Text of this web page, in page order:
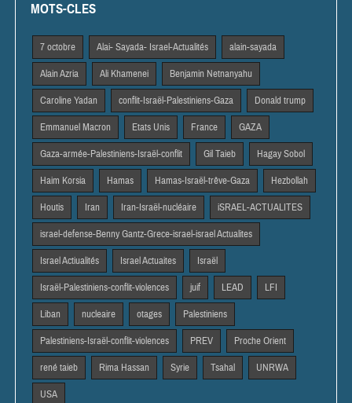
MOTS-CLES
7 octobre Alai- Sayada- Israel-Actualités alain-sayada
Alain Azria Ali Khamenei Benjamin Netnanyahu
Caroline Yadan conflit-Israël-Palestiniens-Gaza Donald trump
Emmanuel Macron Etats Unis France GAZA
Gaza-armée-Palestiniens-Israël-conflit Gil Taieb Hagay Sobol
Haim Korsia Hamas Hamas-Israël-trêve-Gaza Hezbollah
Houtis Iran Iran-Israël-nucléaire iSRAEL-ACTUALITES
israel-defense-Benny Gantz-Grece-israel-israel Actualites
Israel Actiualités Israel Actuaites Israël
Israël-Palestiniens-conflit-violences juif LEAD LFI
Liban nucleaire otages Palestiniens
Palestiniens-Israël-conflit-violences PREV Proche Orient
rené taieb Rima Hassan Syrie Tsahal UNRWA
USA